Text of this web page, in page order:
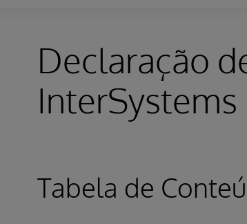
Declaração
InterSystems
Tabela de